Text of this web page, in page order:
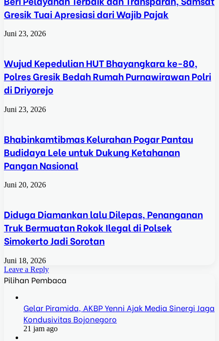
Gresik Tuai Apresiasi dari Wajib Pajak
Juni 23, 2026
Wujud Kepedulian HUT Bhayangkara ke-80,
Polres Gresik Bedah Rumah Purnawirawan Polri
di Driyorejo
Juni 23, 2026
Bhabinkamtibmas Kelurahan Pogar Pantau
Budidaya Lele untuk Dukung Ketahanan
Pangan Nasional
Juni 20, 2026
Diduga Diamankan lalu Dilepas, Penanganan
Truk Bermuatan Rokok Ilegal di Polsek
Simokerto Jadi Sorotan
Juni 18, 2026
Leave a Reply
Pilihan Pembaca
Gelar Piramida, AKBP Yenni Ajak Media Sinergi Jaga
Kondusivitas Bojonegoro
21 jam ago